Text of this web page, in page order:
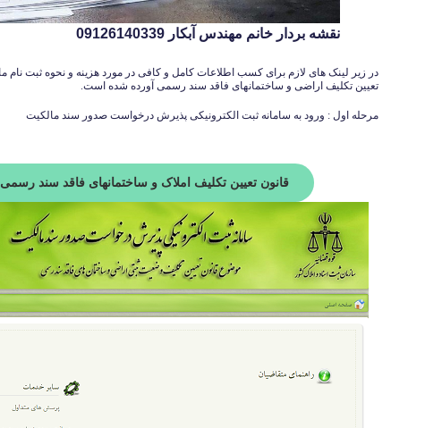
نقشه بردار خانم مهندس آبکار 09126140339
تعیین تکلیف اراضی و ساختمانهای فاقد سند رسمی آورده شده است.
مرحله اول : ورود به سامانه ثبت الکترونیکی پذیرش درخواست صدور سند مالکیت
قانون تعیین تکلیف املاک و ساختمانهای فاقد سند رسمی